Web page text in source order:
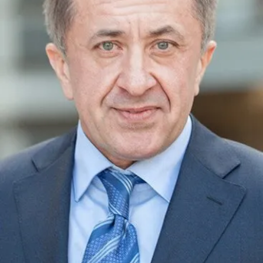
СТРУКТУРА
Президія НАН України
Апарат Президії
Секція фізико-технічних і математичних
наук
Секція хімічних і біологічних наук
Секція суспільних і гуманітарних наук
Установи при Президії
Ради, комітети та комісії
Наукові центри МОН та НАН України
Громадські організації